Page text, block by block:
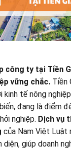
công ty tại Tiền
vững chắc. Tiền
kinh tế nông
đang là điểm
nghiệp. Dịch vụ
của Nam Việt Luật
giúp doanh